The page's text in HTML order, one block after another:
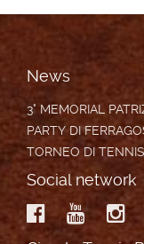
News
3° MEMORIAL
PARTY DI
TORNEO DI
Social network